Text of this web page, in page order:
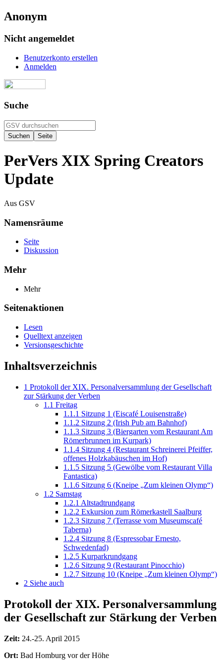
Anonym
Nicht angemeldet
Benutzerkonto erstellen
Anmelden
Suche
PerVers XIX Spring Creators
Update
Aus GSV
Namensräume
Seite
Diskussion
Mehr
Mehr
Seitenaktionen
Lesen
Quelltext anzeigen
Versionsgeschichte
Inhaltsverzeichnis
1 Protokoll der XIX. Personalversammlung der Gesellschaft
zur Stärkung der Verben
1.1 Freitag
1.1.1 Sitzung 1 (Eiscafé Louisenstraße)
1.1.2 Sitzung 2 (Irish Pub am Bahnhof)
1.1.3 Sitzung 3 (Biergarten vom Restaurant Am
Römerbrunnen im Kurpark)
1.1.4 Sitzung 4 (Restaurant Schreinerei Pfeiffer,
offenes Holzkabäuschen im Hof)
1.1.5 Sitzung 5 (Gewölbe vom Restaurant Villa
Fantastica)
1.1.6 Sitzung 6 (Kneipe „Zum kleinen Olymp“)
1.2 Samstag
1.2.1 Altstadtrundgang
1.2.2 Exkursion zum Römerkastell Saalburg
1.2.3 Sitzung 7 (Terrasse vom Museumscafé
Taberna)
1.2.4 Sitzung 8 (Espressobar Ernesto,
Schwedenfad)
1.2.5 Kurparkrundgang
1.2.6 Sitzung 9 (Restaurant Pinocchio)
1.2.7 Sitzung 10 (Kneipe „Zum kleinen Olymp“)
2 Siehe auch
Protokoll der XIX. Personalversammlung
der Gesellschaft zur Stärkung der Verben
Zeit: 24.-25. April 2015
Ort: Bad Homburg vor der Höhe